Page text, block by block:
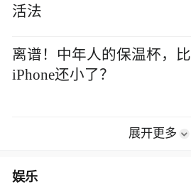
活法
离谱！中年人的保温杯，比
iPhone还小了？
展开更多
娱乐